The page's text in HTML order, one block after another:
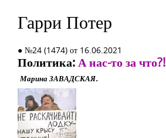
Гарри Потер
● №24 (1474) от 16.06.2021
Политика:А нас-то за что?!
Марина ЗАВАДСКАЯ.